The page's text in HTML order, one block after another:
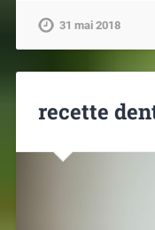
31 mai 2018
recette